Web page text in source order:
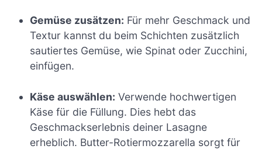
Gemüse zusätzen: Für mehr Geschmack und
Textur kannst du beim Schichten zusätzlich
sautiertes Gemüse, wie Spinat oder Zucchini,
einfügen.
Käse auswählen: Verwende hochwertigen
Käse für die Füllung. Dies hebt das
Geschmackserlebnis deiner Lasagne
erheblich. Butter-Rotiermozzarella sorgt für